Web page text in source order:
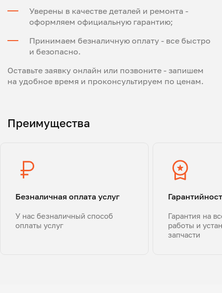
Уверены в качестве деталей и ремонта -
оформляем официальную гарантию;
Принимаем безналичную оплату - все быстро
и безопасно.
Оставьте заявку онлайн или позвоните - запишем
на удобное время и проконсультируем по ценам.
Преимущества
Безналичная оплата услуг
У нас безналичный способ
оплаты услуг
Гарантия на
работы и
запчасти